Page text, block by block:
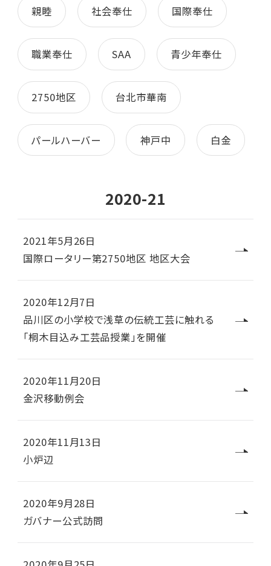
親睦 社会奉仕 国際奉仕
職業奉仕 SAA 青少年奉仕
2750地区 台北市華南
パールハーバー 神戸中 白金
2020-21
2021年5月26日
国際ロータリー第2750地区 地区大会
2020年12月7日
品川区の小学校で浅草の伝統工芸に触れる
「桐木目込み工芸品授業」を開催
2020年11月20日
金沢移動例会
2020年11月13日
小炉辺
2020年9月28日
ガバナー公式訪問